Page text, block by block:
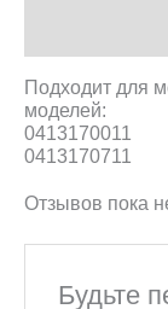
Подходит для
моделей:
0413170011
0413170711
Отзывов пока
Будьте